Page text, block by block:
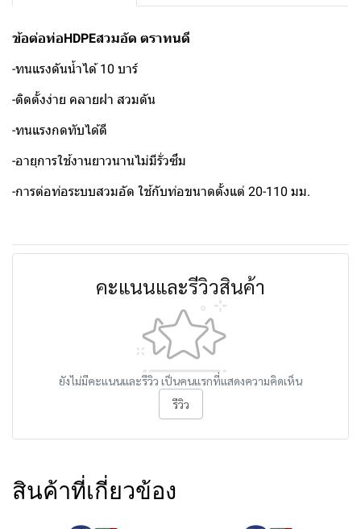
ข้อต่อท่อHDPEสวมอัด ตราทนดี
-ทนแรงดันน้ำได้ 10 บาร์
-ติดตั้งง่าย คลายฝา สวมดัน
-ทนแรงกดทับได้ดี
-อายุการใช้งานยาวนานไม่มีรั่วซึม
-การต่อท่อระบบสวมอัด ใช้กับท่อขนาดตั้งแต่ 20-110 มม.
คะแนนและรีวิวสินค้า
ยังไม่มีคะแนนและรีวิว เป็นคนแรกที่แสดงความคิดเห็น
รีวิว
สินค้าที่เกี่ยวข้อง